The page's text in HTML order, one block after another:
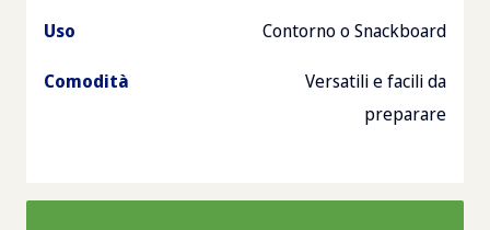
Uso Contorno o Snackboard
Comodità
Versatili e facili da
preparare